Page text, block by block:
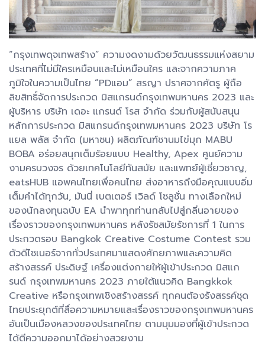
“กรุงเทพดุจเทพสร้าง” ความงดงามด้วยวัฒนธรรมแห่งสยาม
ประเทศที่ไม่มีใครเหมือนและไม่เหมือนใคร และจากความภาค
ภูมิใจในความเป็นไทย “PDแอม” สรญา ปราศจากศัตรู ผู้ถือ
ลิขสิทธิ์จัดการประกวด มิสแกรนด์กรุงเทพมหานคร 2023 และ
ผู้บริหาร บริษัท เดอะ แกรนด์ โรส จำกัด ร่วมกับผู้สนับสนุน
หลักการประกวด มิสแกรนด์กรุงเทพมหานคร 2023 บริษัท โร
แยล พลัส จำกัด (มหาชน) ผลิตภัณฑ์ชานมไข่มุก MABU
BOBA อร่อยสนุกเต็มร้อยแบบ Healthy, Apex ศูนย์ความ
งามครบวงจร ด้วยเทคโนโลยีทันสมัย และแพทย์ผู้เชี่ยวชาญ,
eatsHUB แอพคนไทยเพื่อคนไทย ส่งอาหารถึงมือคุณแบบอิ่ม
เต็มคำได้ทุกวัน, มันนี่ เบตเตอร์ เวิลด์ โซลูชั่น ทางเลือกใหม่
ของนักลงทุนฉบับ EA นำพาทุกท่านกลับไปสู่กลิ่นอายของ
เรื่องราวของกรุงเทพมหานคร หลังรัชสมัยรัชการที่ 1 ในการ
ประกวดรอบ Bangkok Creative Costume Contest รวม
ตัวดีไซเนอร์จากทั่วประเทศมาแสดงศักยภาพและความคิด
สร้างสรรค์ ประดิษฐ์ เครื่องแต่งกายให้ผู้เข้าประกวด มิสแก
รนด์ กรุงเทพมหานคร 2023 ภายใต้แนวคิด Bangkkok
Creative หรือกรุงเทพเชิงสร้างสรรค์ ทุกคนต้องรังสรรค์ชุด
ไทยประยุกต์ที่สื่อความหมายและเรื่องราวของกรุงเทพมหานคร
อันเป็นเมืองหลวงของประเทศไทย ตามมุมมองที่ผู้เข้าประกวด
ได้ตีความออกมาได้อย่างสวยงาม